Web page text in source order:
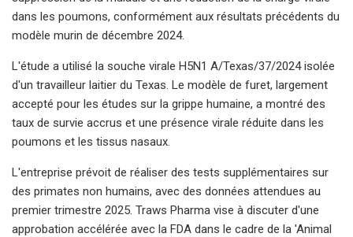
dans les poumons, conformément aux résultats précédents du
modèle murin de décembre 2024.
L'étude a utilisé la souche virale H5N1 A/Texas/37/2024 isolée
d'un travailleur laitier du Texas. Le modèle de furet, largement
accepté pour les études sur la grippe humaine, a montré des
taux de survie accrus et une présence virale réduite dans les
poumons et les tissus nasaux.
L'entreprise prévoit de réaliser des tests supplémentaires sur
des primates non humains, avec des données attendues au
premier trimestre 2025. Traws Pharma vise à discuter d'une
approbation accélérée avec la FDA dans le cadre de la 'Animal